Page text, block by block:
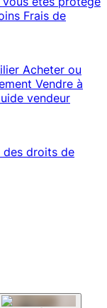
Frais de
Acheter ou
Vendre à
vendeur
des droits de